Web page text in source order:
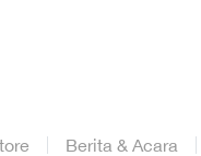
Berita & Acara